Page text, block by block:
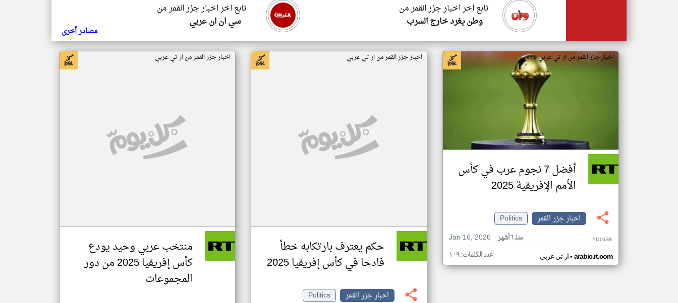
تابع اخر اخبار جزر القمر من
سي ان ان عربي
تابع اخر اخبار جزر القمر من
وطن يغرد خارج السرب
مصادر أخرى
اخبار جزر القمر من ار تي عربي
أفضل 7 نجوم عرب في كأس
الأمم الإفريقية 2025
اخبار جزر القمر
Politics
Jan 16, 2026
منذ ٦ أشهر YD16SE
ار تي عربي• arabic.rt.com عدد الكلمات: ١٠٩
اخبار جزر القمر من ار تي عربي
حكم يعترف بارتكابه خطأ
فادحا في كأس إفريقيا 2025
اخبار جزر القمر
Politics
اخبار جزر القمر من ار تي عربي
منتخب عربي وحيد يودع
كأس إفريقيا 2025 من دور
المجموعات